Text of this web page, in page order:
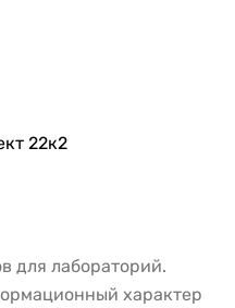
22к2
для лабораторий.
характер